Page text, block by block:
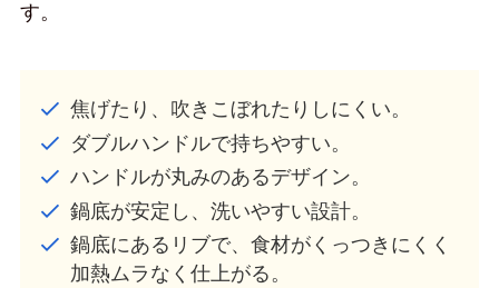
す。
焦げたり、吹きこぼれたりしにくい。
ダブルハンドルで持ちやすい。
ハンドルが丸みのあるデザイン。
鍋底が安定し、洗いやすい設計。
鍋底にあるリブで、食材がくっつきにくく
加熱ムラなく仕上がる。